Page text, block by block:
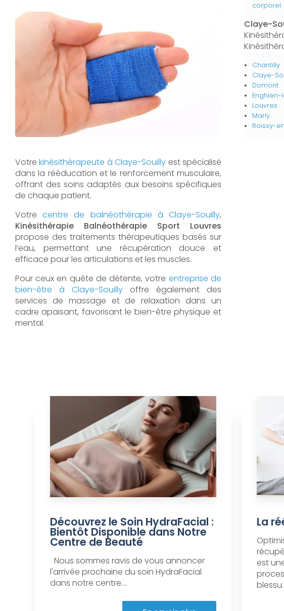
Votrekinésithérapeute à Claye-Souilly est spécialisé
dans la rééducation et le renforcement musculaire,
offrant des soins adaptés aux besoins spécifiques
de chaque patient.
Votrecentre de balnéothérapie à Claye-Souilly,
Kinésithérapie Balnéothérapie Sport Louvres
propose des traitements thérapeutiques basés sur
l’eau, permettant une récupération douce et
efficace pour les articulations et les muscles.
Pour ceux en quête de détente, votre entreprise de
bien-être à Claye-Souilly offre également des
services de massage et de relaxation dans un
cadre apaisant, favorisant le bien-être physique et
mental.
corporel
Claye-
Chantilly
Claye-
Domont
Enghien-
Louvres
Marly
Roissy-
Découvrez le Soin HydraFacial :
Bientôt Disponible dans Notre
Centre de Beauté
Nous sommes ravis de vous annoncer
l'arrivée prochaine du soin HydraFacial
dans notre centre....
La
est